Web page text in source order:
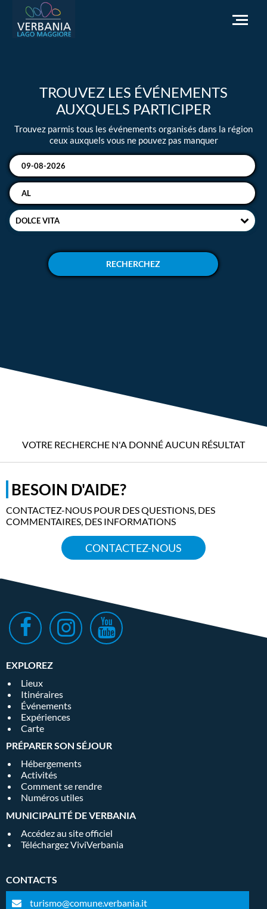
Comment se rendre
Office du tourisme
Météo
Besoin d'aide?
Accédez au site officiel
TROUVEZ LES ÉVÉNEMENTS
AUXQUELS PARTICIPER
Trouvez parmis tous les événements organisés dans la région
ceux auxquels vous ne pouvez pas manquer
DOLCE VITA
VOTRE RECHERCHE N'A DONNÉ AUCUN RÉSULTAT
BESOIN D'AIDE?
CONTACTEZ-NOUS POUR DES QUESTIONS, DES
COMMENTAIRES, DES INFORMATIONS
CONTACTEZ-NOUS
EXPLOREZ
Lieux
Itinéraires
Événements
Expériences
Carte
PRÉPARER SON SÉJOUR
Hébergements
Activités
Comment se rendre
Numéros utiles
MUNICIPALITÉ DE VERBANIA
Accédez au site officiel
Téléchargez ViviVerbania
CONTACTS
turismo@comune.verbania.it